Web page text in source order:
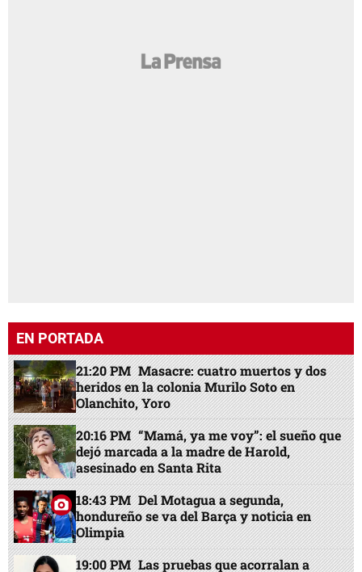
EN PORTADA
21:20 PM Masacre: cuatro muertos y dos
heridos en la colonia Murilo Soto en
Olanchito, Yoro
20:16 PM “Mamá, ya me voy”: el sueño que
dejó marcada a la madre de Harold,
asesinado en Santa Rita
18:43 PM Del Motagua a segunda,
hondureño se va del Barça y noticia en
Olimpia
19:00 PM Las pruebas que acorralan a